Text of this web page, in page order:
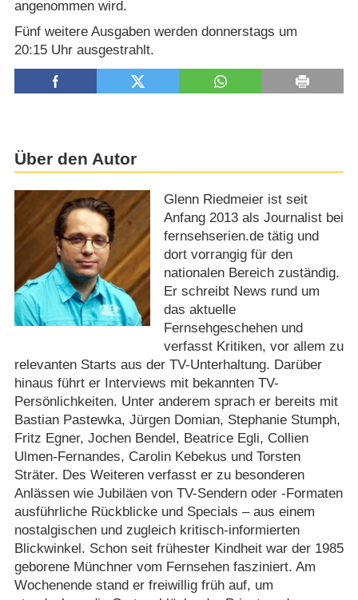
angenommen wird.
Fünf weitere Ausgaben werden donnerstags um
20:15 Uhr ausgestrahlt.
Über den Autor
Glenn Riedmeier ist seit
Anfang 2013 als Journalist bei
fernsehserien.de tätig und
dort vorrangig für den
nationalen Bereich zuständig.
Er schreibt News rund um
das aktuelle
Fernsehgeschehen und
verfasst Kritiken, vor allem zu
relevanten Starts aus der TV-Unterhaltung. Darüber
hinaus führt er Interviews mit bekannten TV-
Persönlichkeiten. Unter anderem sprach er bereits mit
Bastian Pastewka, Jürgen Domian, Stephanie Stumph,
Fritz Egner, Jochen Bendel, Beatrice Egli, Collien
Ulmen-Fernandes, Carolin Kebekus und Torsten
Sträter. Des Weiteren verfasst er zu besonderen
Anlässen wie Jubiläen von TV-Sendern oder -Formaten
ausführliche Rückblicke und Specials – aus einem
nostalgischen und zugleich kritisch-informierten
Blickwinkel. Schon seit frühester Kindheit war der 1985
geborene Münchner vom Fernsehen fasziniert. Am
Wochenende stand er freiwillig früh auf, um